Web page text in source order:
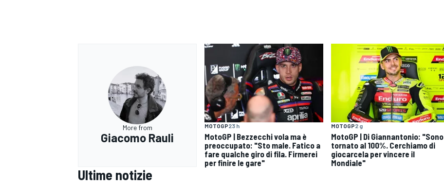
More from
Giacomo Rauli
MOTOGP23 h
MotoGP | Bezzecchi vola ma è
preoccupato: "Sto male. Fatico a
fare qualche giro di fila. Firmerei
per finire le gare"
MOTOGP2 g
MotoGP | Di Giannantonio: "Sono
tornato al 100%. Cerchiamo di
giocarcela per vincere il
Mondiale"
Ultime notizie